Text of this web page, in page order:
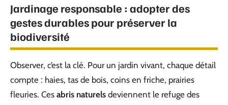
Jardinage responsable : adopter des
gestes durables pour préserver la
biodiversité
Observer, c’est la clé. Pour un jardin vivant, chaque détail
compte : haies, tas de bois, coins en friche, prairies
fleuries. Ces abris naturels deviennent le refuge des